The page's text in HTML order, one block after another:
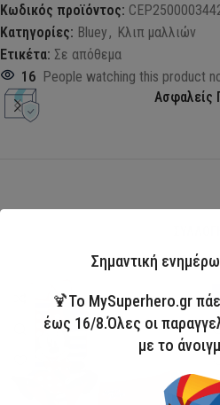
Κωδικός προϊόντος:
Κατηγορίες: Bluey , Κλιπ μαλλιών
Ετικέτα: Σε απόθεμα
16 People watching this product
Ασφαλείς
ΜΑΓΙΟ
Σημαντική
🍹Το MySuperhero.gr
έως 16/8.Όλες οι
με το